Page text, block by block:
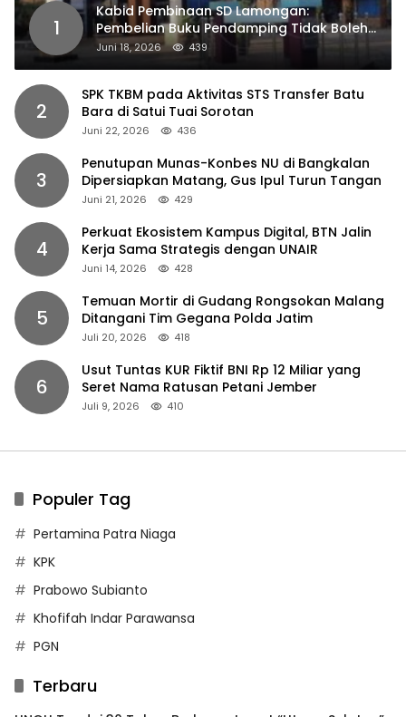
1
Kabid Pembinaan SD Lamongan:
Pembelian Buku Pendamping Tidak Boleh
Dipaksakan
Juni 18, 2026 439
2
SPK TKBM pada Aktivitas STS Transfer Batu
Bara di Satui Tuai Sorotan
Juni 22, 2026 436
3
Penutupan Munas-Konbes NU di Bangkalan
Dipersiapkan Matang, Gus Ipul Turun Tangan
Juni 21, 2026 429
4
Perkuat Ekosistem Kampus Digital, BTN Jalin
Kerja Sama Strategis dengan UNAIR
Juni 14, 2026 428
5
Temuan Mortir di Gudang Rongsokan Malang
Ditangani Tim Gegana Polda Jatim
Juli 20, 2026 418
6
Usut Tuntas KUR Fiktif BNI Rp 12 Miliar yang
Seret Nama Ratusan Petani Jember
Juli 9, 2026 410
Populer Tag
Pertamina Patra Niaga
KPK
Prabowo Subianto
Khofifah Indar Parawansa
PGN
Terbaru